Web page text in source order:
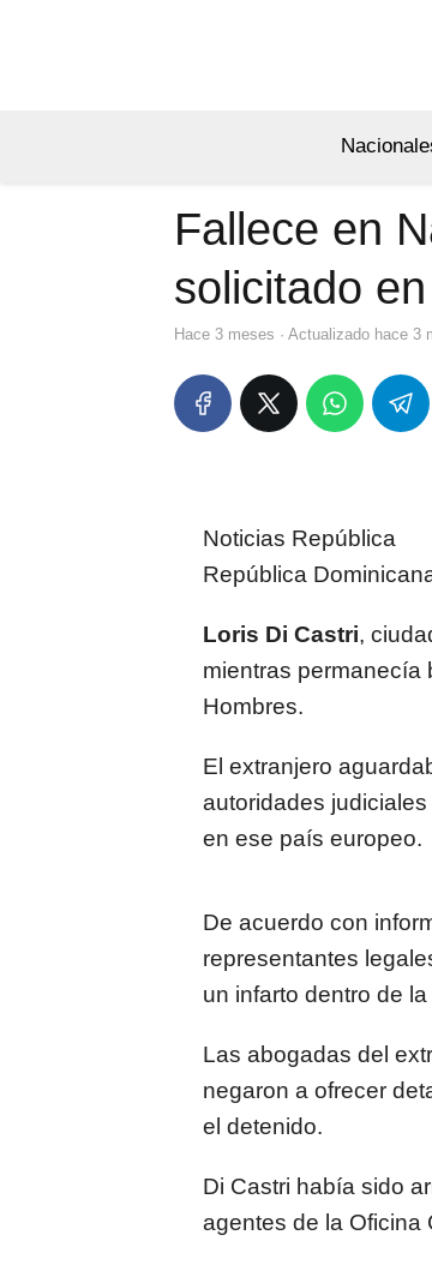
Fallece en
solicitado
hace 3 meses · Actualizado hace 3
Noticias República
República
Loris Di Castri,
mientras permanecía
Hombres.
El extranjero
autoridades
en ese país europeo.
De acuerdo con
representantes
un infarto dentro de
Las abogadas del
negaron a ofrecer
el detenido.
Di Castri había sido
agentes de la Oficina